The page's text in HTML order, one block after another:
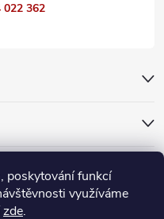
poskytování funkcí
využíváme
zde.
022 362